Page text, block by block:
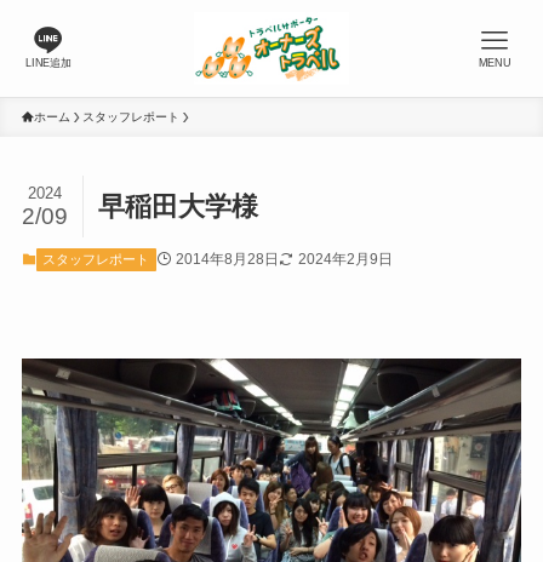
LINE追加 MENU
ホーム スタッフレポート
早稲田大学様
2024
2/09
スタッフレポート 2014年8月28日 2024年2月9日